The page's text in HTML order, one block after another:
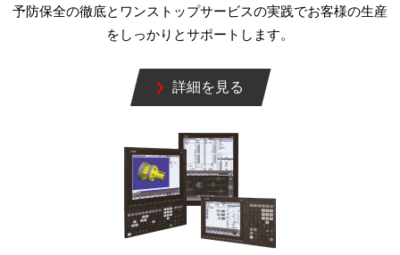
予防保全の徹底とワンストップサービスの実践でお客様の生産
をしっかりとサポートします。
詳細を見る